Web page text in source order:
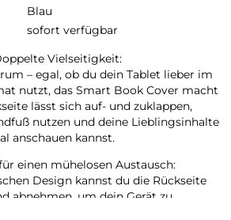
Blau
sofort verfügbar
Vielseitigkeit:
– egal, ob du dein Tablet lieber im
nutzt, das Smart Book Cover macht
lässt sich auf- und zuklappen,
nutzen und deine Lieblingsinhalte
anschauen kannst.
einen mühelosen Austausch:
Design kannst du die Rückseite
abnehmen, um dein Gerät zu
es nach deinen Vorlieben, um es